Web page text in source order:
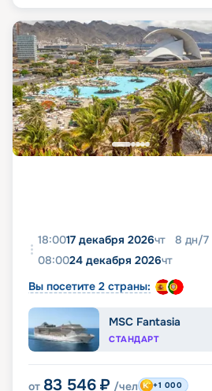
18:0017 декабря 2026чт 8 дн/7
08:0024 декабря 2026чт
Вы посетите 2 страны:
MSC Fantasia
СТАНДАРТ
от 83 546 ₽ /чел +1 000